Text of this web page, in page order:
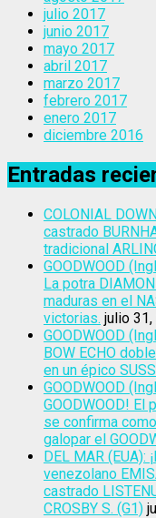
julio 2017
junio 2017
mayo 2017
abril 2017
marzo 2017
febrero 2017
enero 2017
diciembre 2016
Entradas
COLONIAL
castrado
tradicional
GOODWOOD
La potra
maduras en el
victorias. julio
GOODWOOD
BOW ECHO
en un épico
GOODWOOD
GOODWOOD! El
se confirma
galopar el
DEL MAR (EUA):
venezolano
castrado
CROSBY S. (G1)